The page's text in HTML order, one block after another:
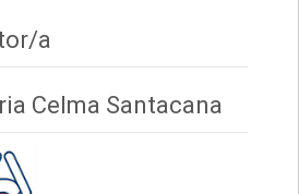
a
Celma Santacana